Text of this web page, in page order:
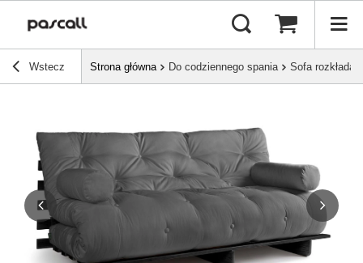
Wstecz Strona główna Do codziennego spania Sofa